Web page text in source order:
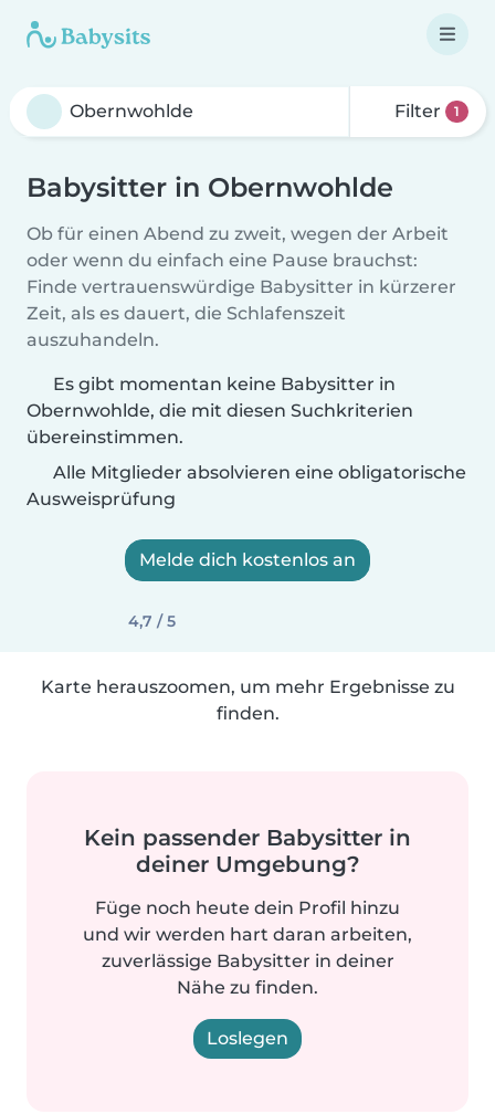
Filter 1
Babysitter in Obernwohlde
Ob für einen Abend zu zweit, wegen der Arbeit
oder wenn du einfach eine Pause brauchst:
Finde vertrauenswürdige Babysitter in kürzerer
Zeit, als es dauert, die Schlafenszeit
auszuhandeln.
Es gibt momentan keine Babysitter in
Obernwohlde, die mit diesen Suchkriterien
übereinstimmen.
Alle Mitglieder absolvieren eine obligatorische
Ausweisprüfung
Melde dich kostenlos an
4,7 / 5
Karte herauszoomen, um mehr Ergebnisse zu
finden.
Kein passender Babysitter in
deiner Umgebung?
Füge noch heute dein Profil hinzu
und wir werden hart daran arbeiten,
zuverlässige Babysitter in deiner
Nähe zu finden.
Loslegen